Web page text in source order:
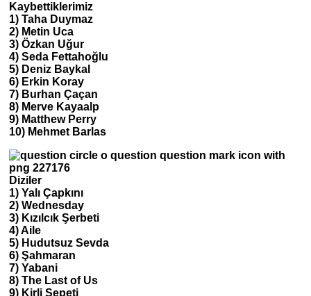
Kaybettiklerimiz
1) Taha Duymaz
2) Metin Uca
3) Özkan Uğur
4) Seda Fettahoğlu
5) Deniz Baykal
6) Erkin Koray
7) Burhan Çaçan
8) Merve Kayaalp
9) Matthew Perry
10) Mehmet Barlas
Diziler
1) Yalı Çapkını
2) Wednesday
3) Kızılcık Şerbeti
4) Aile
5) Hudutsuz Sevda
6) Şahmaran
7) Yabani
8) The Last of Us
9) Kirli Sepeti